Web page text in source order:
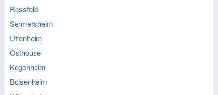
Rossfeld
Sermersheim
Uttenheim
Osthouse
Kogenheim
Bolsenheim